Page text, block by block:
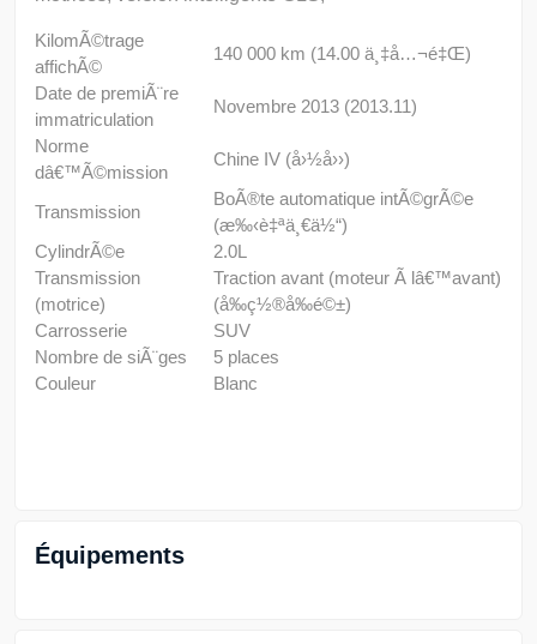
KilomÃ©trage
affichÃ©
140 000 km (14.00 ä¸‡å…¬é‡Œ)
Date de premiÃ¨re
immatriculation
Novembre 2013 (2013.11)
Norme
dâ€™Ã©mission
Chine IV (å›½å››)
Transmission
BoÃ®te automatique intÃ©grÃ©e
(æ‰‹è‡ªä¸€ä½“)
CylindrÃ©e
2.0L
Transmission
(motrice)
Traction avant (moteur Ã lâ€™avant)
(å‰ç½®å‰é©±)
Carrosserie
SUV
Nombre de siÃ¨ges
5 places
Couleur
Blanc
Équipements